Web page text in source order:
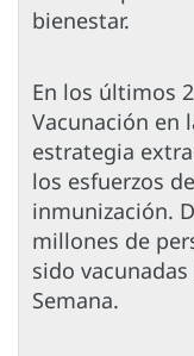
bienestar.
En los últimos
Vacunación en
estrategia
los esfuerzos
inmunización.
millones de
sido
Semana.